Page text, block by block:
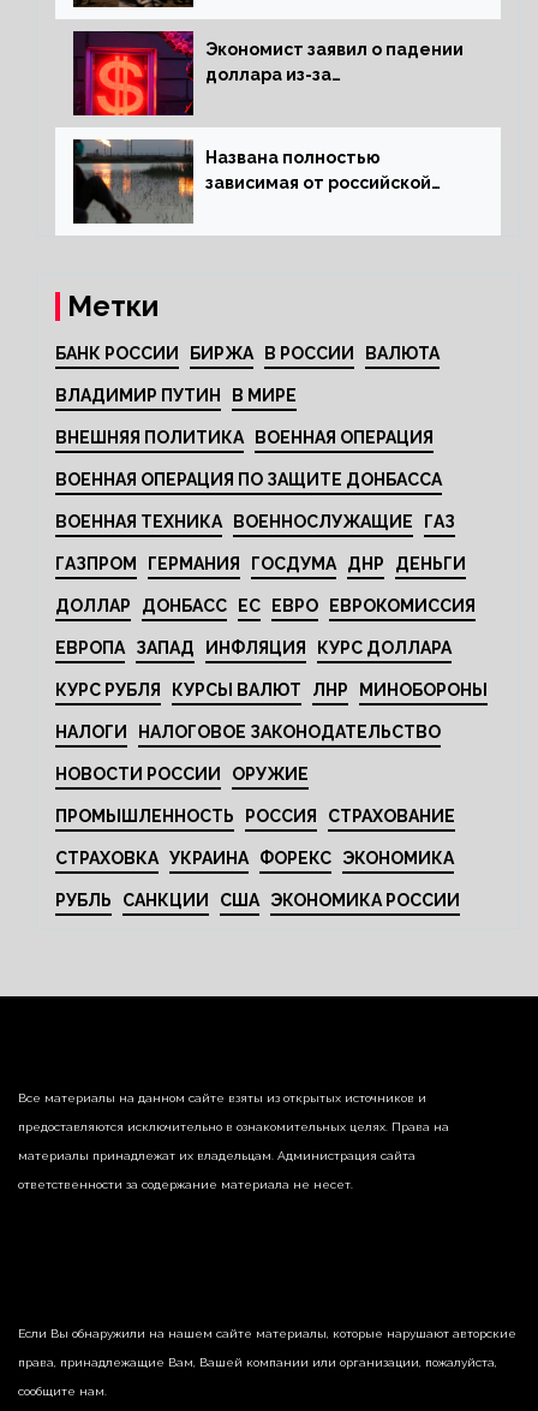
Экономист заявил о падении
доллара из-за
Названа полностью
зависимая от российской
Метки
БАНК РОССИИ БИРЖА В РОССИИ ВАЛЮТА
ВЛАДИМИР ПУТИН В МИРЕ
ВНЕШНЯЯ ПОЛИТИКА ВОЕННАЯ ОПЕРАЦИЯ
ВОЕННАЯ ОПЕРАЦИЯ ПО ЗАЩИТЕ ДОНБАССА
ВОЕННАЯ ТЕХНИКА ВОЕННОСЛУЖАЩИЕ ГАЗ
ГАЗПРОМ ГЕРМАНИЯ ГОСДУМА ДНР ДЕНЬГИ
ДОЛЛАР ДОНБАСС ЕС ЕВРО ЕВРОКОМИССИЯ
ЕВРОПА ЗАПАД ИНФЛЯЦИЯ КУРС ДОЛЛАРА
КУРС РУБЛЯ КУРСЫ ВАЛЮТ ЛНР МИНОБОРОНЫ
НАЛОГИ НАЛОГОВОЕ ЗАКОНОДАТЕЛЬСТВО
НОВОСТИ РОССИИ ОРУЖИЕ
ПРОМЫШЛЕННОСТЬ РОССИЯ СТРАХОВАНИЕ
СТРАХОВКА УКРАИНА ФОРЕКС ЭКОНОМИКА
РУБЛЬ САНКЦИИ США ЭКОНОМИКА РОССИИ
Все материалы на данном сайте взяты из открытых источников и
предоставляются исключительно в ознакомительных целях. Права на
материалы принадлежат их владельцам. Администрация сайта
ответственности за содержание материала не несет.
Если Вы обнаружили на нашем сайте материалы, которые нарушают авторские
права, принадлежащие Вам, Вашей компании или организации, пожалуйста,
сообщите нам.